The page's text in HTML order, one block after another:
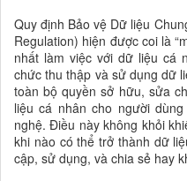
Quy định Bảo vệ Dữ liệu
Regulation) hiện được coi là
nhất làm việc với dữ liệu cá
chức thu thập và sử dụng dữ
toàn bộ quyền sở hữu, sửa
liệu cá nhân cho người
nghệ. Điều này không khỏi
khi nào có thể trở thành dữ
cập, sử dụng, và chia sẻ hay